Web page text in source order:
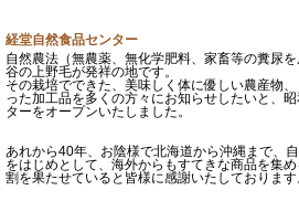
経堂自然食品センター
自然農法（無農薬、無化学肥料、家畜等の糞尿
谷の上野毛が発祥の地です。
その栽培でできた、美味しく体に優しい農産物
った加工品を多くの方々にお知らせしたいと、
ターをオープンいたしました。
あれから40年、お陰様で北海道から沖縄まで、
をはじめとして、海外からもすてきな商品を集
割を果たせていると皆様に感謝いたしております